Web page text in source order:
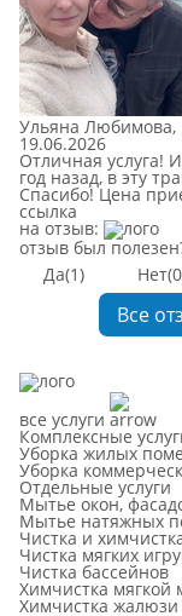
Ульяна Любимова,
19.06.2026
Отличная услуга!
год назад, в эту
Спасибо! Цена
cсылка
на отзыв:
отзыв был
Да(1) Нет
Все
все услуги
Комплексные
Уборка жилых
Уборка
Отдельные услуги
Мытье окон,
Мытье натяжных
Чистка и
Чистка мягких
Чистка бассейнов
Химчистка мягкой
Химчистка